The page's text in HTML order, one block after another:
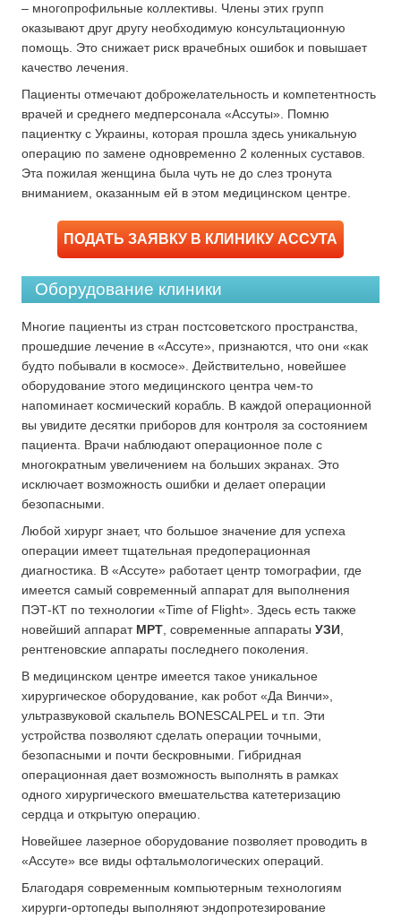
– многопрофильные коллективы. Члены этих групп
оказывают друг другу необходимую консультационную
помощь. Это снижает риск врачебных ошибок и повышает
качество лечения.
Пациенты отмечают доброжелательность и компетентность
врачей и среднего медперсонала «Ассуты». Помню
пациентку с Украины, которая прошла здесь уникальную
операцию по замене одновременно 2 коленных суставов.
Эта пожилая женщина была чуть не до слез тронута
вниманием, оказанным ей в этом медицинском центре.
ПОДАТЬ ЗАЯВКУ В КЛИНИКУ АССУТА
Оборудование клиники
Многие пациенты из стран постсоветского пространства,
прошедшие лечение в «Ассуте», признаются, что они «как
будто побывали в космосе». Действительно, новейшее
оборудование этого медицинского центра чем-то
напоминает космический корабль. В каждой операционной
вы увидите десятки приборов для контроля за состоянием
пациента. Врачи наблюдают операционное поле с
многократным увеличением на больших экранах. Это
исключает возможность ошибки и делает операции
безопасными.
Любой хирург знает, что большое значение для успеха
операции имеет тщательная предоперационная
диагностика. В «Ассуте» работает центр томографии, где
имеется самый современный аппарат для выполнения
ПЭТ-КТ по технологии «Time of Flight». Здесь есть также
новейший аппарат МРТ, современные аппараты УЗИ,
рентгеновские аппараты последнего поколения.
В медицинском центре имеется такое уникальное
хирургическое оборудование, как робот «Да Винчи»,
ультразвуковой скальпель BONESCALPEL и т.п. Эти
устройства позволяют сделать операции точными,
безопасными и почти бескровными. Гибридная
операционная дает возможность выполнять в рамках
одного хирургического вмешательства катетеризацию
сердца и открытую операцию.
Новейшее лазерное оборудование позволяет проводить в
«Ассуте» все виды офтальмологических операций.
Благодаря современным компьютерным технологиям
хирурги-ортопеды выполняют эндопротезирование